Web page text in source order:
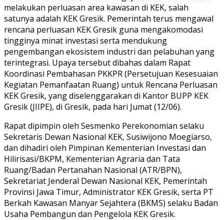
melakukan perluasan area kawasan di KEK, salah
satunya adalah KEK Gresik. Pemerintah terus mengawal
rencana perluasan KEK Gresik guna mengakomodasi
tingginya minat investasi serta mendukung
pengembangan ekosistem industri dan pelabuhan yang
terintegrasi. Upaya tersebut dibahas dalam Rapat
Koordinasi Pembahasan PKKPR (Persetujuan Kesesuaian
Kegiatan Pemanfaatan Ruang) untuk Rencana Perluasan
KEK Gresik, yang diselenggarakan di Kantor BUPP KEK
Gresik (JIIPE), di Gresik, pada hari Jumat (12/06).
Rapat dipimpin oleh Sesmenko Perekonomian selaku
Sekretaris Dewan Nasional KEK, Susiwijono Moegiarso,
dan dihadiri oleh Pimpinan Kementerian Investasi dan
Hilirisasi/BKPM, Kementerian Agraria dan Tata
Ruang/Badan Pertanahan Nasional (ATR/BPN),
Sekretariat Jenderal Dewan Nasional KEK, Pemerintah
Provinsi Jawa Timur, Administrator KEK Gresik, serta PT
Berkah Kawasan Manyar Sejahtera (BKMS) selaku Badan
Usaha Pembangun dan Pengelola KEK Gresik.